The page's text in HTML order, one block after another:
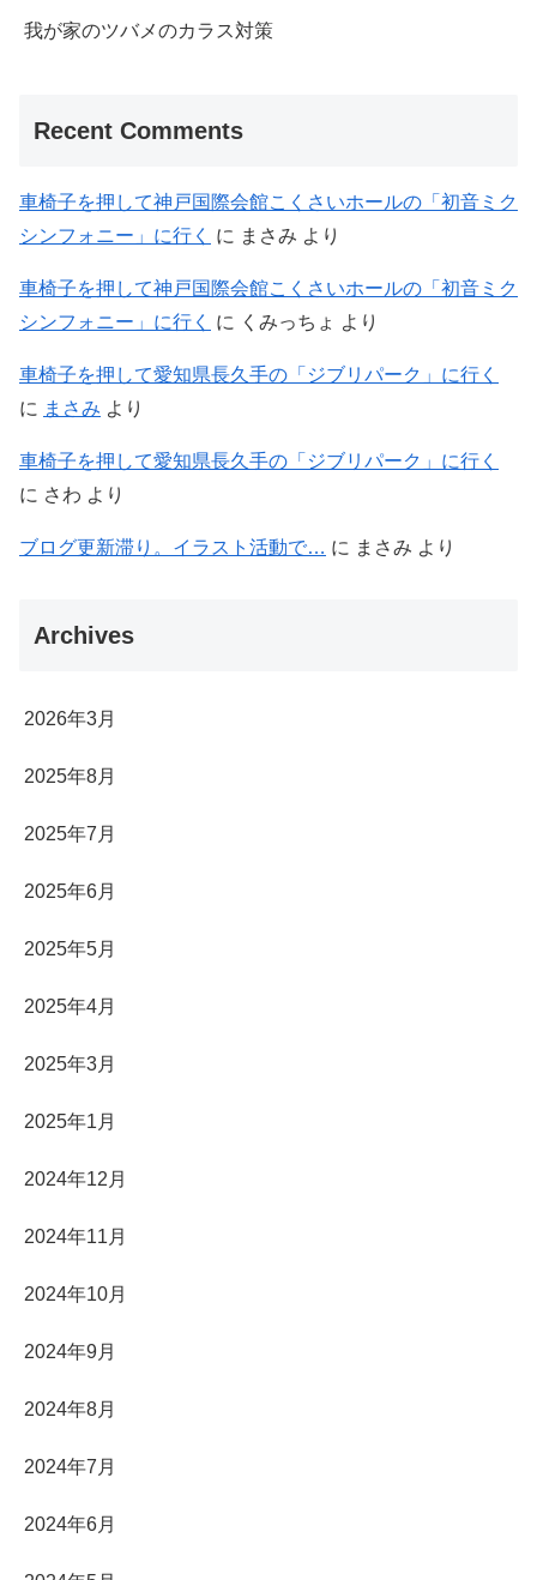
我が家のツバメのカラス対策
Recent Comments
車椅子を押して神戸国際会館こくさいホールの「初音ミク
シンフォニー」に行く
に まさみ より
車椅子を押して神戸国際会館こくさいホールの「初音ミク
シンフォニー」に行く
に くみっちょ より
車椅子を押して愛知県長久手の「ジブリパーク」に行く
に まさみ より
車椅子を押して愛知県長久手の「ジブリパーク」に行く
に さわ より
ブログ更新滞り。イラスト活動で… に まさみ より
Archives
2026年3月
2025年8月
2025年7月
2025年6月
2025年5月
2025年4月
2025年3月
2025年1月
2024年12月
2024年11月
2024年10月
2024年9月
2024年8月
2024年7月
2024年6月